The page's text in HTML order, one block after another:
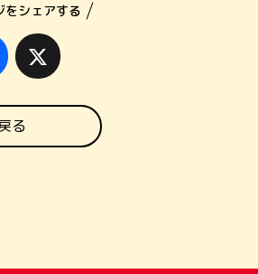
をシェアする
Facebook
る